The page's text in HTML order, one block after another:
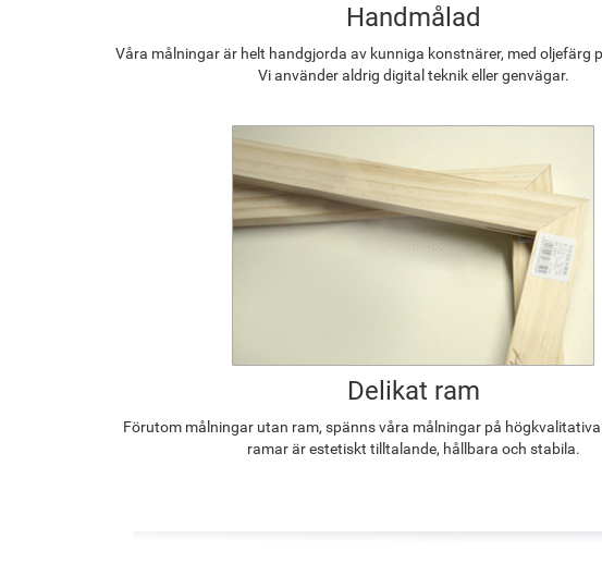
Handmålad
Våra målningar är helt handgjorda av kunniga konstnärer, med oljefärg
Vi använder aldrig digital teknik eller genvägar.
Delikat ram
Förutom målningar utan ram, spänns våra målningar på
ramar är estetiskt tilltalande, hållbara och stabila.